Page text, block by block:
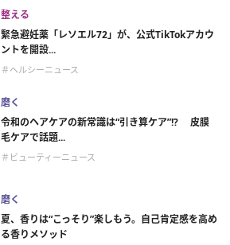
整える
緊急避妊薬「レソエル72」が、公式TikTokアカウ
ントを開設...
＃ヘルシーニュース
磨く
令和のヘアケアの新常識は“引き算ケア”!? 皮膜
毛ケアで話題...
＃ビューティーニュース
磨く
夏、香りは“こっそり”楽しもう。自己肯定感を高め
る香りメソッド